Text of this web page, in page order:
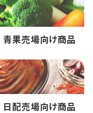
青果売場向け商品
日配売場向け商品